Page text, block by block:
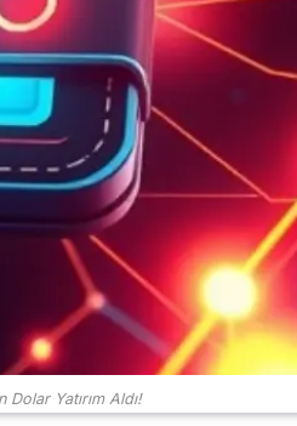
Yatırım Aldı!